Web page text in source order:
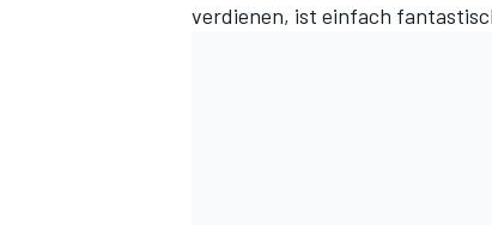
verdienen, ist einfach